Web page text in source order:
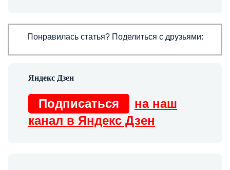
Понравилась статья? Поделиться с друзьями:
Подписаться
на наш
канал в Яндекс Дзен